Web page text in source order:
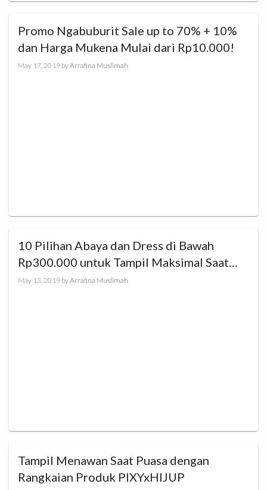
Promo Ngabuburit Sale up to 70% + 10%
dan Harga Mukena Mulai dari Rp10.000!
May 17, 2019 byArrafina Muslimah
10 Pilihan Abaya dan Dress di Bawah
Rp300.000 untuk Tampil Maksimal Saat
Lebaran
May 13, 2019 byArrafina Muslimah
Tampil Menawan Saat Puasa dengan
Rangkaian Produk PIXYxHIJUP